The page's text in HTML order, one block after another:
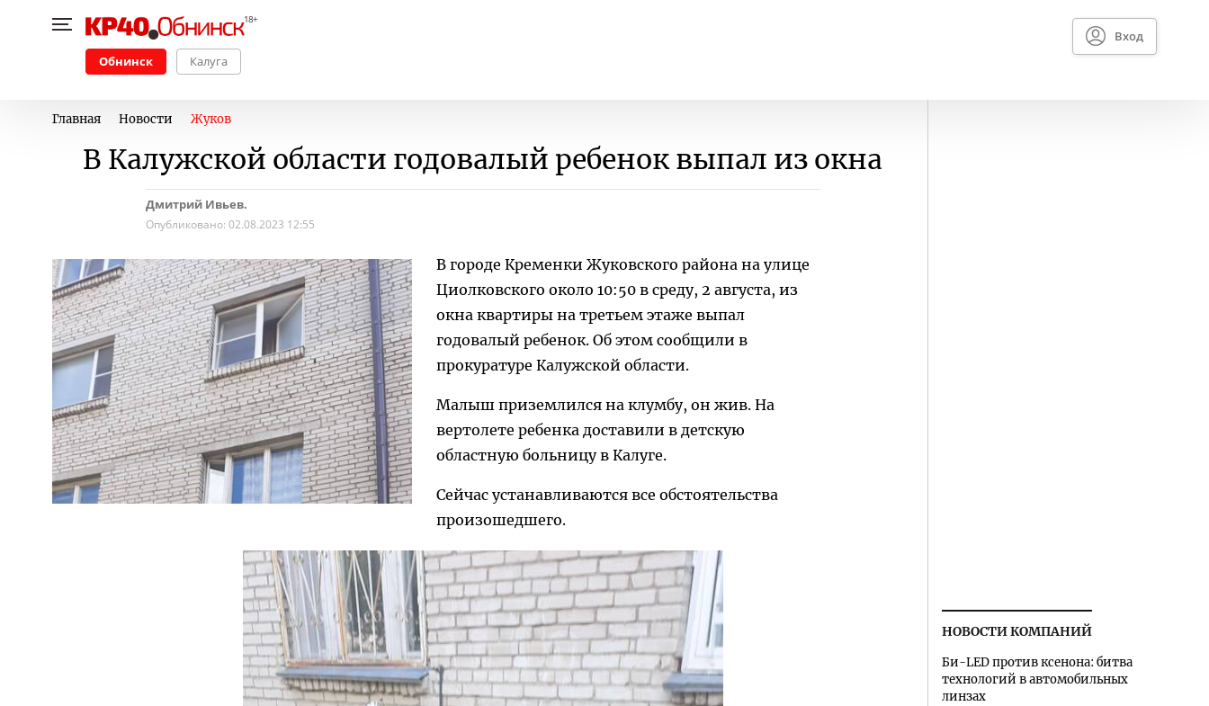
Обнинск Калуга
Вход
Главная Новости Жуков
В Калужской области годовалый ребенок выпал из окна
Дмитрий Ивьев.
Опубликовано: 02.08.2023 12:55
В городе Кременки Жуковского района на улице
Циолковского около 10:50 в среду, 2 августа, из
окна квартиры на третьем этаже выпал
годовалый ребенок. Об этом сообщили в
прокуратуре Калужской области.
Малыш приземлился на клумбу, он жив. На
вертолете ребенка доставили в детскую
областную больницу в Калуге.
Сейчас устанавливаются все обстоятельства
произошедшего.
НОВОСТИ КОМПАНИЙ
Би-LED против ксенона: битва
технологий в автомобильных
линзах